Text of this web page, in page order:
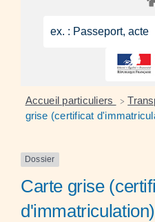
Accueil particuliers >
grise (certificat
Dossier
Carte grise
d'immatriculation)